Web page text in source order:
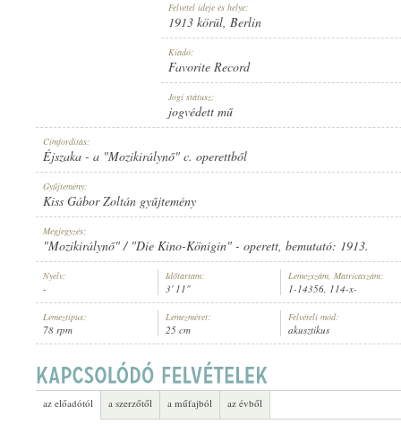
ELŐADÓ: ISMERETLEN ZENEKAR,R. WEISS (HARANGJÁTÉK)
1-14356
Felvétel ideje és helye:
1913 körül, Berlin
Kiadó:
Favorite Record
Jogi státusz:
jogvédett mű
Címfordítás:
Éjszaka - a "Mozikirálynő" c. operettből
Gyűjtemény:
Kiss Gábor Zoltán gyűjtemény
Megjegyzés:
"Mozikirálynő" / "Die Kino-Königin" - operett, bemutató: 1913.
Nyelv:
-
Időtartam:
3' 11"
Lemezszám, Matricaszám:
1-14356, 114-x-
Lemeztípus:
78 rpm
Lemezméret:
25 cm
Felvételi mód:
akusztikus
az előadótól a szerzőtől a műfajból az évből